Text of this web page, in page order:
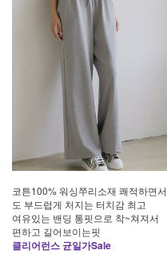
코튼100% 워싱쭈리소재 쾌적하면서
도 부드럽게 처지는 터치감 최고
여유있는 밴딩 통핏으로 착~쳐져서
편하고 길어보이는핏
클리어런스 균일가Sale